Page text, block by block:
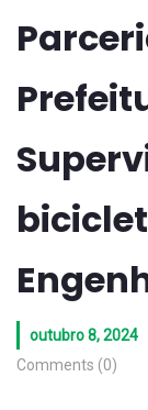
outubro 8, 2024
Comments (0)